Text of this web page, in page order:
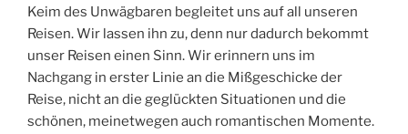
Keim des Unwägbaren begleitet uns auf all unseren
Reisen. Wir lassen ihn zu, denn nur dadurch bekommt
unser Reisen einen Sinn. Wir erinnern uns im
Nachgang in erster Linie an die Mißgeschicke der
Reise, nicht an die geglückten Situationen und die
schönen, meinetwegen auch romantischen Momente.